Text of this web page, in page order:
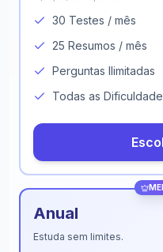
30 Testes / mês
25 Resumos / mês
Perguntas Ilimitadas
Todas as
Anual
Estuda sem limites.